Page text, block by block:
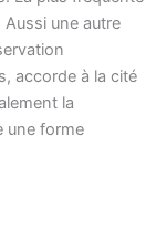
Aussi une autre
accorde à la cité
la
une forme